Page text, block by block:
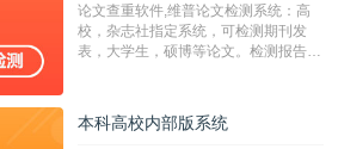
字符数30万）
论文查重软件,维普论文检测系统：高
校，杂志社指定系统，可检测期刊发
表，大学生，硕博等论文。检测报告支
本科高校内部版系统